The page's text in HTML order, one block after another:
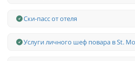
Ски-пасс от отеля
Услуги личного шеф повара в St.